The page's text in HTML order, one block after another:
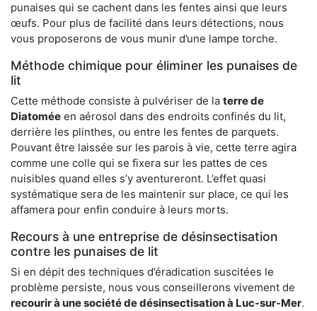
punaises qui se cachent dans les fentes ainsi que leurs
œufs. Pour plus de facilité dans leurs détections, nous
vous proposerons de vous munir d’une lampe torche.
Méthode chimique pour éliminer les punaises de
lit
Cette méthode consiste à pulvériser de la terre de
Diatomée en aérosol dans des endroits confinés du lit,
derrière les plinthes, ou entre les fentes de parquets.
Pouvant être laissée sur les parois à vie, cette terre agira
comme une colle qui se fixera sur les pattes de ces
nuisibles quand elles s’y aventureront. L’effet quasi
systématique sera de les maintenir sur place, ce qui les
affamera pour enfin conduire à leurs morts.
Recours à une entreprise de désinsectisation
contre les punaises de lit
Si en dépit des techniques d’éradication suscitées le
problème persiste, nous vous conseillerons vivement de
recourir à une société de désinsectisation à Luc-sur-Mer.